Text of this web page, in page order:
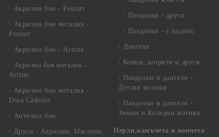
Акрилни бои - Pentart
Акрилни бои металик -
Pentart
Акрилни бои - Artiste
Акрилна боя металик -
Artiste
Акрилни бои металик -
Dora Cadence
Антични бои
Други - Акрилни, Маслени,
Панделки - други
Панделки - с надпис
Дантели
Конци, ширити и други
Панделки и дантели -
Детски мотиви
Панделки и дантели -
Зимни и Коледни мотиви
Перли,камъчета и копчета